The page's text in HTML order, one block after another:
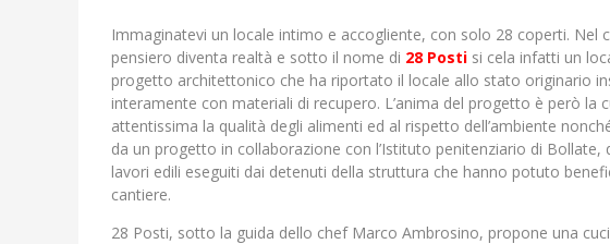
Immaginatevi un locale intimo e accogliente, con solo 28 coperti. Nel
pensiero diventa realtà e sotto il nome di 28 Posti si cela infatti un
progetto architettonico che ha riportato il locale allo stato originario
interamente con materiali di recupero. L’anima del progetto è però la
attentissima la qualità degli alimenti ed al rispetto dell’ambiente
da un progetto in collaborazione con l’Istituto penitenziario di
lavori edili eseguiti dai detenuti della struttura che hanno potuto
cantiere.
28 Posti, sotto la guida dello chef Marco Ambrosino, propone una